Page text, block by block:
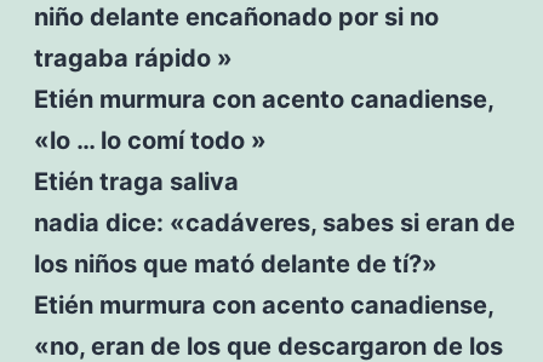
niño delante encañonado por si no
tragaba rápido »
Etién murmura con acento canadiense,
«lo … lo comí todo »
Etién traga saliva
nadia dice: «cadáveres, sabes si eran de
los niños que mató delante de tí?»
Etién murmura con acento canadiense,
«no, eran de los que descargaron de los